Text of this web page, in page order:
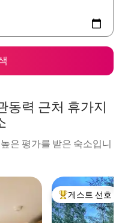
동력 근처 휴가지
은 평가를 받은 숙소입니
상위 게스트 선호
게스트 선호